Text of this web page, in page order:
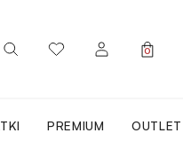
/ REGISTRACIJA
0
PREMIUM OUTLET